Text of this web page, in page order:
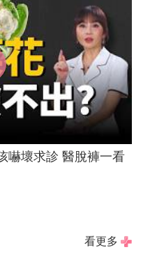
嚇壞求診 醫脫褲一看
看更多